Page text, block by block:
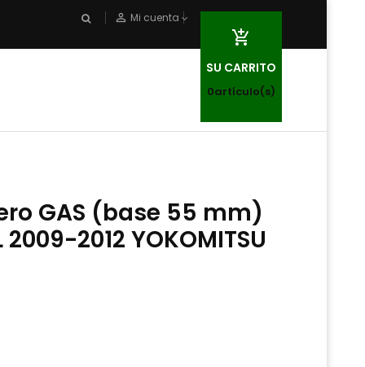
person_outline Mi cuenta

SU CARRITO
0artículo(s)
GAS (base 55 mm)
2009-2012 YOKOMITSU